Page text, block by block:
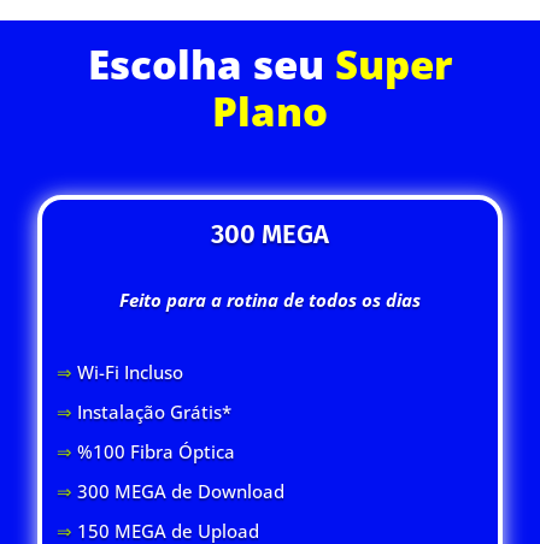
Escolha seu Super
Plano
300 MEGA
Feito para a rotina de todos os dias
⇒ Wi-Fi Incluso
⇒ Instalação Grátis*
⇒ %100 Fibra Óptica
⇒ 300 MEGA de Download
⇒ 150 MEGA de Upload